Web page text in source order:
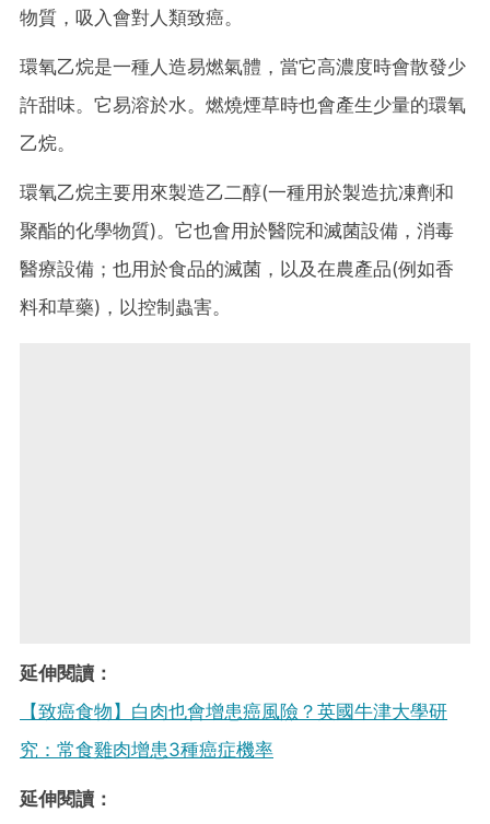
物質，吸入會對人類致癌。
環氧乙烷是一種人造易燃氣體，當它高濃度時會散發少
許甜味。它易溶於水。燃燒煙草時也會產生少量的環氧
乙烷。
環氧乙烷主要用來製造乙二醇(一種用於製造抗凍劑和
聚酯的化學物質)。它也會用於醫院和滅菌設備，消毒
醫療設備；也用於食品的滅菌，以及在農產品(例如香
料和草藥)，以控制蟲害。
延伸閱讀：
【致癌食物】白肉也會增患癌風險？英國牛津大學研
究：常食雞肉增患3種癌症機率
延伸閱讀：